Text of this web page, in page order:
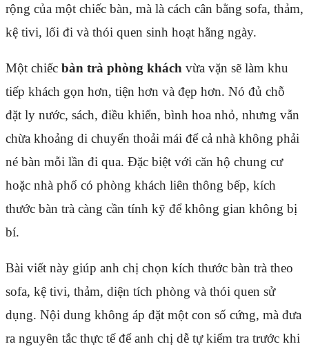
rộng của một chiếc bàn, mà là cách cân bằng sofa, thảm,
kệ tivi, lối đi và thói quen sinh hoạt hằng ngày.
Một chiếc bàn trà phòng khách vừa vặn sẽ làm khu
tiếp khách gọn hơn, tiện hơn và đẹp hơn. Nó đủ chỗ
đặt ly nước, sách, điều khiển, bình hoa nhỏ, nhưng vẫn
chừa khoảng di chuyển thoải mái để cả nhà không phải
né bàn mỗi lần đi qua. Đặc biệt với căn hộ chung cư
hoặc nhà phố có phòng khách liên thông bếp, kích
thước bàn trà càng cần tính kỹ để không gian không bị
bí.
Bài viết này giúp anh chị chọn kích thước bàn trà theo
sofa, kệ tivi, thảm, diện tích phòng và thói quen sử
dụng. Nội dung không áp đặt một con số cứng, mà đưa
ra nguyên tắc thực tế để anh chị dễ tự kiểm tra trước khi